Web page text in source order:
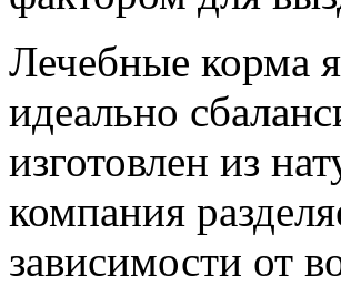
Лечебные корма
идеально
изготовлен из
компания
зависимости от